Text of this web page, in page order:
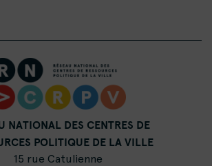
NATIONAL DES CENTRES DE
POLITIQUE DE LA VILLE
15 rue Catulienne